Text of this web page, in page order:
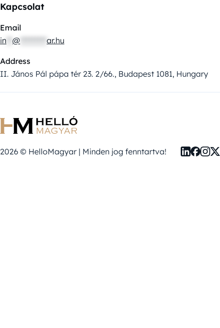
Kapcsolat
Email
in @ ar.hu
Address
II. János Pál pápa tér 23. 2/66., Budapest 1081, Hungary
2026 © HelloMagyar | Minden jog fenntartva!